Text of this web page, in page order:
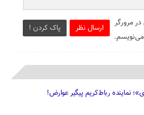
ارسال نظر پاک کردن !
مرورگر
می‌نویسم.
نماینده رباط‌کریم پیگیر عوارض!